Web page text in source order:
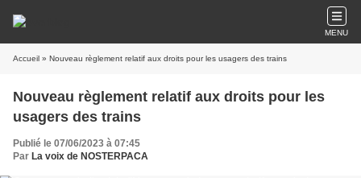
MENU
Accueil » Nouveau règlement relatif aux droits pour les usagers des trains
Nouveau règlement relatif aux droits pour les
usagers des trains
Publié le 07/06/2023 à 07:45
Par La voix de NOSTERPACA